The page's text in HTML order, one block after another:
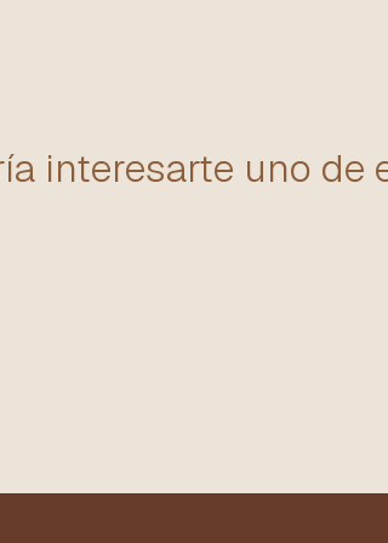
interesarte uno de